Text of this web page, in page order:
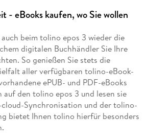
- eBooks kaufen, wo Sie wollen
beim tolino epos 3 wieder die
digitalen Buchhändler Sie Ihre
So genießen Sie stets die
aller verfügbaren tolino-eBook-
ePUB- und PDF-eBooks
auf den tolino epos 3 und lesen sie
Synchronisation und der tolino-
bietet Ihnen tolino hierfür besonders